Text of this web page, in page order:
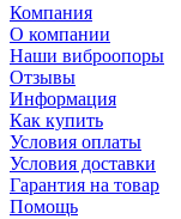
Компания
О компании
Наши виброопоры
Отзывы
Информация
Как купить
Условия оплаты
Условия доставки
Гарантия на товар
Помощь